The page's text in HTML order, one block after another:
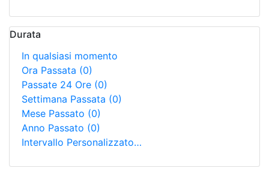
Durata
In qualsiasi momento
Ora Passata (0)
Passate 24 Ore (0)
Settimana Passata (0)
Mese Passato (0)
Anno Passato (0)
Intervallo Personalizzato…